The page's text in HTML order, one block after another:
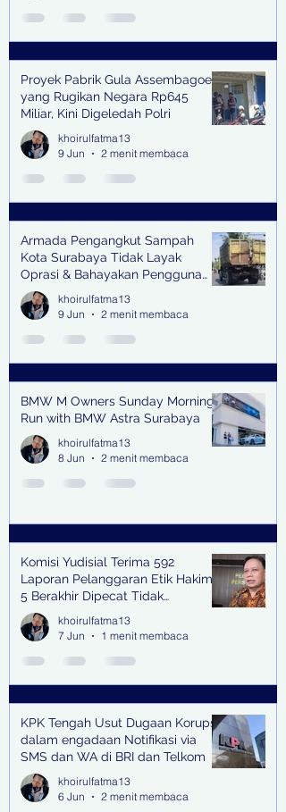
Proyek Pabrik Gula Assembagoes
yang Rugikan Negara Rp645
Miliar, Kini Digeledah Polri
khoirulfatma13
9 Jun
2 menit membaca
Armada Pengangkut Sampah
Kota Surabaya Tidak Layak
Oprasi & Bahayakan Pengguna
Jalan
khoirulfatma13
9 Jun
2 menit membaca
BMW M Owners Sunday Morning
Run with BMW Astra Surabaya
khoirulfatma13
8 Jun
2 menit membaca
Komisi Yudisial Terima 592
Laporan Pelanggaran Etik Hakim,
5 Berakhir Dipecat Tidak
Terhormat
khoirulfatma13
7 Jun
1 menit membaca
KPK Tengah Usut Dugaan Korupsi
dalam engadaan Notifikasi via
SMS dan WA di BRI dan Telkom
khoirulfatma13
6 Jun
2 menit membaca